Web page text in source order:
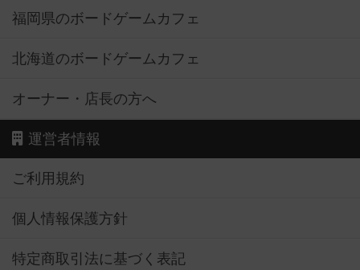
福岡県のボードゲームカフェ
北海道のボードゲームカフェ
オーナー・店長の方へ
運営者情報
ご利用規約
個人情報保護方針
特定商取引法に基づく表記